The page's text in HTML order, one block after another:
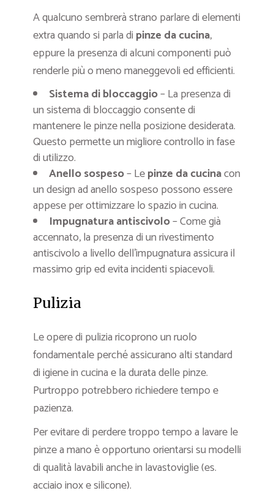
A qualcuno sembrerà strano parlare di elementi
extra quando si parla di pinze da cucina,
eppure la presenza di alcuni componenti può
renderle più o meno maneggevoli ed efficienti.
Sistema di bloccaggio– La presenza di
un sistema di bloccaggio consente di
mantenere le pinze nella posizione desiderata.
Questo permette un migliore controllo in fase
di utilizzo.
Anello sospeso– Lepinze da cucinacon
un design ad anello sospeso possono essere
appese per ottimizzare lo spazio in cucina.
Impugnatura antiscivolo– Come già
accennato, la presenza di un rivestimento
antiscivolo a livello dell’impugnatura assicura il
massimo grip ed evita incidenti spiacevoli.
Pulizia
Le opere di pulizia ricoprono un ruolo
fondamentale perché assicurano alti standard
di igiene in cucina e la durata delle pinze.
Purtroppo potrebbero richiedere tempo e
pazienza.
Per evitare di perdere troppo tempo a lavare le
pinze a mano è opportuno orientarsi su modelli
di qualità lavabili anche in lavastoviglie (es.
acciaio inox e silicone).